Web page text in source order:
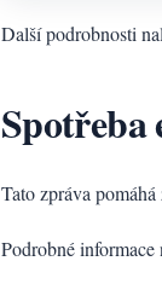
Další podrobnosti
Spotřeba
Tato zpráva
Podrobné informace